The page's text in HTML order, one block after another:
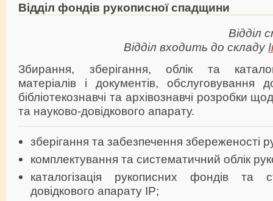
Відділ фондів рукописної спадщини
Відділ
Відділ входить до складу
Збирання, зберігання, облік та
матеріалів і документів, обслуговування
бібліотекознавчі та архівознавчі розробки
та науково-довідкового апарату.
зберігання та забезпечення збереженості
комплектування та систематичний облік
каталогізація рукописних фондів та
довідкового апарату ІР;